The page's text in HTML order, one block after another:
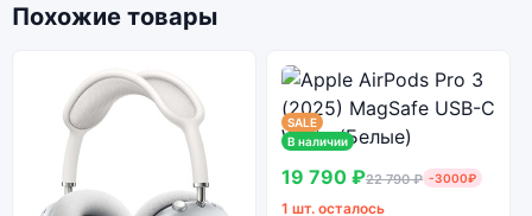
Похожие товары
SALE
В наличии
19 790 ₽22 790 ₽ -3000₽
1 шт. осталось